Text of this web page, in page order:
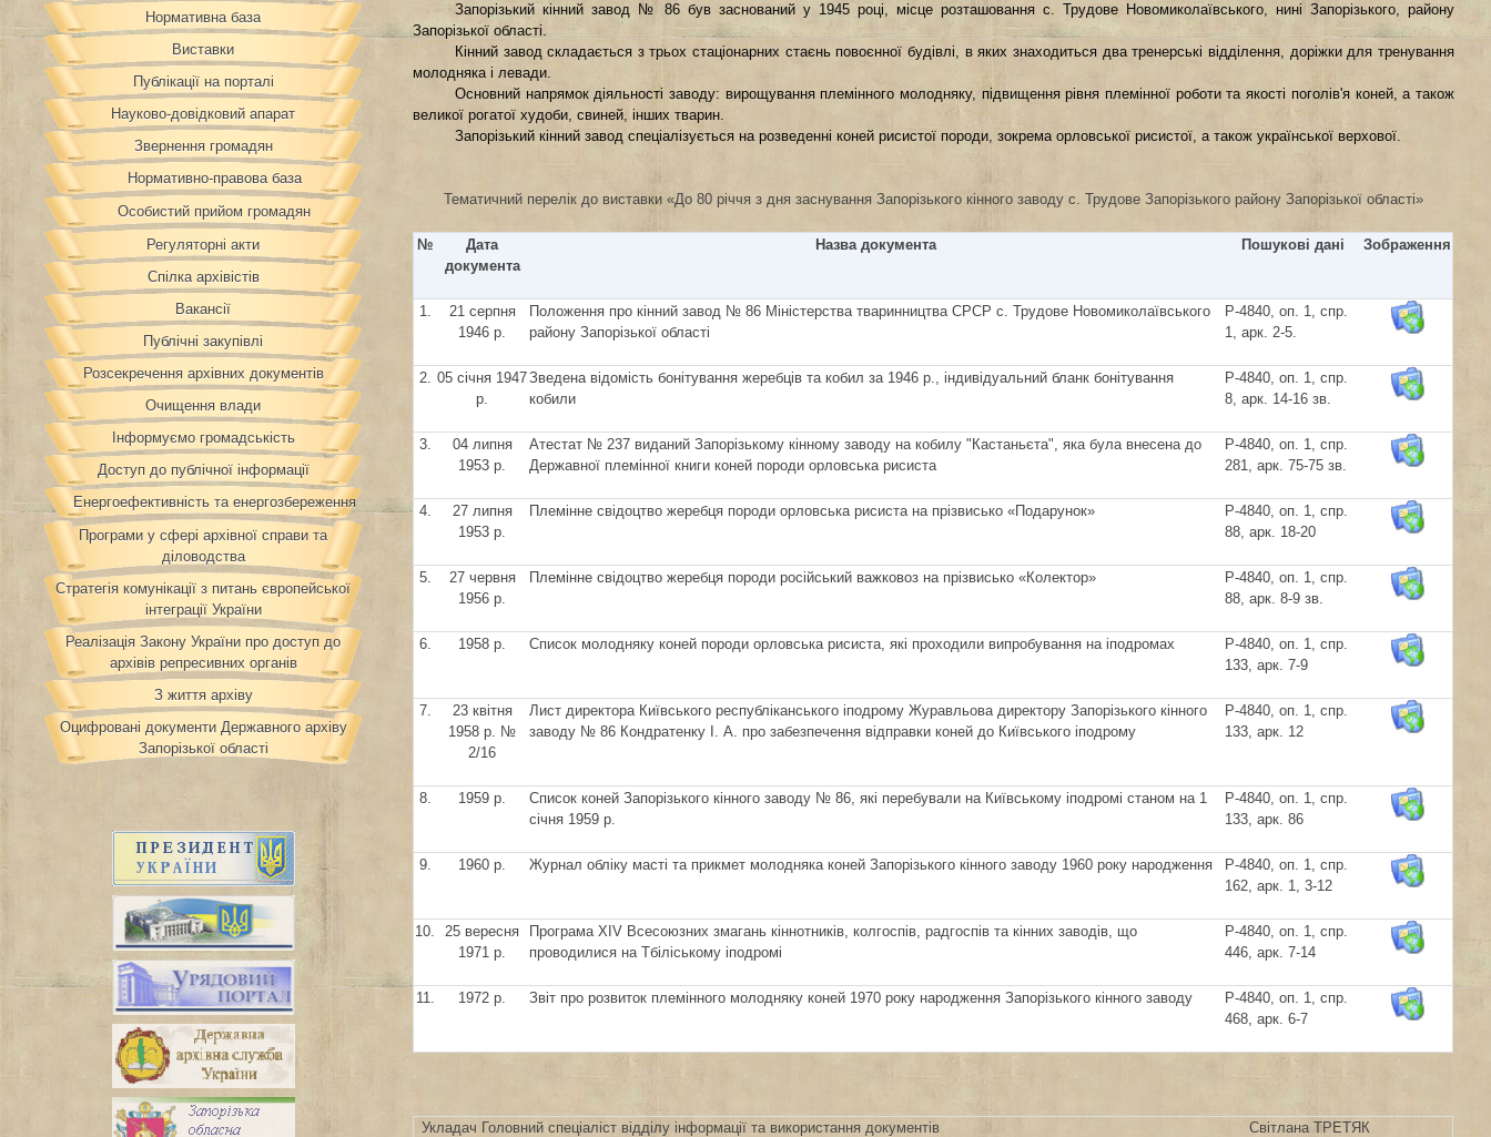
Нормативна база
Виставки
Публікації на порталі
Науково-довідковий апарат
Звернення громадян
Нормативно-правова база
Особистий прийом громадян
Регуляторні акти
Спілка архівістів
Вакансії
Публічні закупівлі
Розсекречення архівних документів
Очищення влади
Інформуємо громадськість
Доступ до публічної інформації
Енергоефективність та енергозбереження
Програми у сфері архівної справи та
діловодства
Стратегія комунікації з питань європейської
інтеграції України
Реалізація Закону України про доступ до
архівів репресивних органів
З життя архіву
Оцифровані документи Державного архіву
Запорізької області
Запорізький кінний завод № 86 був заснований у 1945 році, місце розташовання с. Трудове Новомиколаївського, нині Запорізького, району
Запорізької області.
Кінний завод складається з трьох стаціонарних стаєнь повоєнної будівлі, в яких знаходиться два тренерські відділення, доріжки для тренування
молодняка і левади.
Основний напрямок діяльності заводу: вирощування племінного молодняку, підвищення рівня племінної роботи та якості поголів'я коней, а також
великої рогатої худоби, свиней, інших тварин.
Запорізький кінний завод спеціалізується на розведенні коней рисистої породи, зокрема орловської рисистої, а також української верхової.
Тематичний перелік до виставки «До 80 річчя з дня заснування Запорізького кінного заводу с. Трудове Запорізького району Запорізької області»
№
Дата
документа
Назва документа Пошукові дані Зображення
1.
21 серпня
1946 р.
Положення про кінний завод № 86 Міністерства тваринництва СРСР с. Трудове Новомиколаївського
району Запорізької області
Р-4840, оп. 1, спр.
1, арк. 2-5.
2.
05 січня 1947
р.
Зведена відомість бонітування жеребців та кобил за 1946 р., індивідуальний бланк бонітування
кобили
Р-4840, оп. 1, спр.
8, арк. 14-16 зв.
3.
04 липня
1953 р.
Атестат № 237 виданий Запорізькому кінному заводу на кобилу "Кастаньєта", яка була внесена до
Державної племінної книги коней породи орловська рисиста
Р-4840, оп. 1, спр.
281, арк. 75-75 зв.
4.
27 липня
1953 р.
Племінне свідоцтво жеребця породи орловська рисиста на прізвисько «Подарунок»
Р-4840, оп. 1, спр.
88, арк. 18-20
5.
27 червня
1956 р.
Племінне свідоцтво жеребця породи російський важковоз на прізвисько «Колектор»
Р-4840, оп. 1, спр.
88, арк. 8-9 зв.
6. 1958 р. Список молодняку коней породи орловська рисиста, які проходили випробування на іподромах
Р-4840, оп. 1, спр.
133, арк. 7-9
7.
23 квітня
1958 р. №
2/16
Лист директора Київського республіканського іподрому Журавльова директору Запорізького кінного
заводу № 86 Кондратенку І. А. про забезпечення відправки коней до Київського іподрому
Р-4840, оп. 1, спр.
133, арк. 12
8. 1959 р.
Список коней Запорізького кінного заводу № 86, які перебували на Київському іподромі станом на 1
січня 1959 р.
Р-4840, оп. 1, спр.
133, арк. 86
9. 1960 р. Журнал обліку масті та прикмет молодняка коней Запорізького кінного заводу 1960 року народження
Р-4840, оп. 1, спр.
162, арк. 1, 3-12
10.
25 вересня
1971 р.
Програма ХІV Всесоюзних змагань кіннотників, колгоспів, радгоспів та кінних заводів, що
проводилися на Тбіліському іподромі
Р-4840, оп. 1, спр.
446, арк. 7-14
11. 1972 р. Звіт про розвиток племінного молодняку коней 1970 року народження Запорізького кінного заводу
Р-4840, оп. 1, спр.
468, арк. 6-7
Укладач Головний спеціаліст відділу інформації та використання документів Світлана ТРЕТЯК